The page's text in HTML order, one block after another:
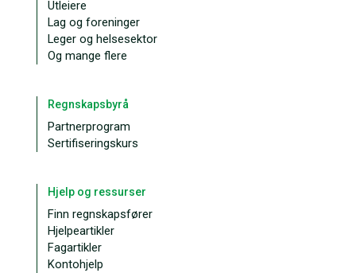
Utleiere
Lag og foreninger
Leger og helsesektor
Og mange flere
Regnskapsbyrå
Partnerprogram
Sertifiseringskurs
Hjelp og ressurser
Finn regnskapsfører
Hjelpeartikler
Fagartikler
Kontohjelp